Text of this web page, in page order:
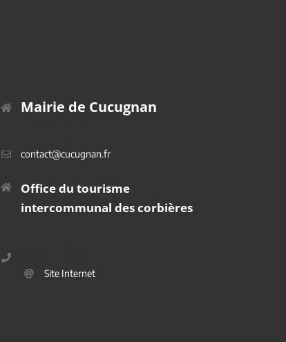
Mairie de Cucugnan
contact@cucugnan.fr
Office du tourisme
intercommunal des corbières
Site Internet